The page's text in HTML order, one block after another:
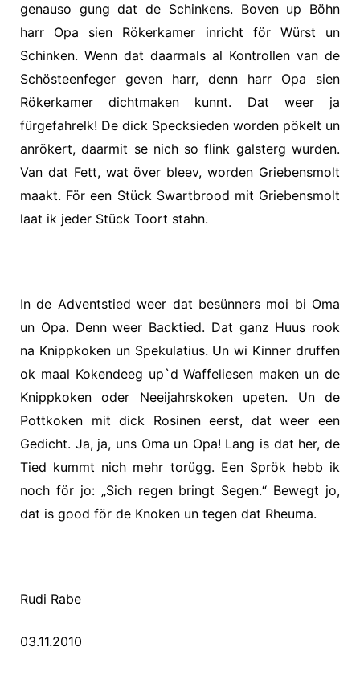
genauso gung dat de Schinkens. Boven up Böhn
harr Opa sien Rökerkamer inricht för Würst un
Schinken. Wenn dat daarmals al Kontrollen van de
Schösteenfeger geven harr, denn harr Opa sien
Rökerkamer dichtmaken kunnt. Dat weer ja
fürgefahrelk! De dick Specksieden worden pökelt un
anrökert, daarmit se nich so flink galsterg wurden.
Van dat Fett, wat över bleev, worden Griebensmolt
maakt. För een Stück Swartbrood mit Griebensmolt
laat ik jeder Stück Toort stahn.
In de Adventstied weer dat besünners moi bi Oma
un Opa. Denn weer Backtied. Dat ganz Huus rook
na Knippkoken un Spekulatius. Un wi Kinner druffen
ok maal Kokendeeg up`d Waffeliesen maken un de
Knippkoken oder Neeijahrskoken upeten. Un de
Pottkoken mit dick Rosinen eerst, dat weer een
Gedicht. Ja, ja, uns Oma un Opa! Lang is dat her, de
Tied kummt nich mehr torügg. Een Sprök hebb ik
noch för jo: „Sich regen bringt Segen.“ Bewegt jo,
dat is good för de Knoken un tegen dat Rheuma.
Rudi Rabe
03.11.2010